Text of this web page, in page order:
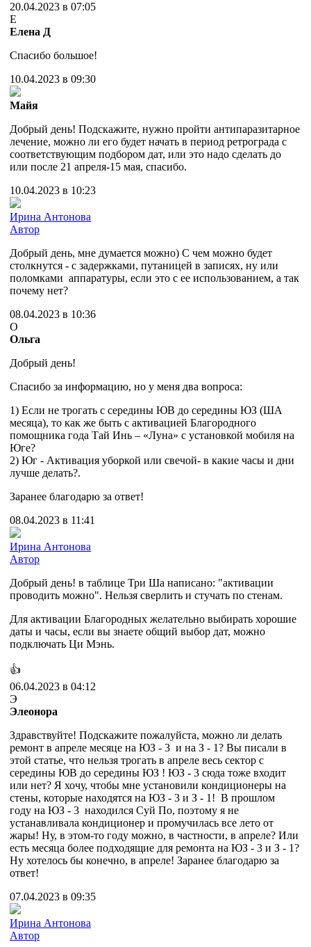
20.04.2023 в 07:05
Е
Елена Д
Спасибо большое!
10.04.2023 в 09:30
Майя
Добрый день! Подскажите, нужно пройти антипаразитарное
лечение, можно ли его будет начать в период ретрограда с
соответствующим подбором дат, или это надо сделать до
или после 21 апреля-15 мая, спасибо.
10.04.2023 в 10:23
Ирина Антонова
Автор
Добрый день, мне думается можно) С чем можно будет
столкнутся - с задержками, путаницей в записях, ну или
поломками аппаратуры, если это с ее использованием, а так
почему нет?
08.04.2023 в 10:36
О
Ольга
Добрый день!
Спасибо за информацию, но у меня два вопроса:
1) Если не трогать с середины ЮВ до середины ЮЗ (ША
месяца), то как же быть с активацией Благородного
помощника года Тай Инь – «Луна» с установкой мобиля на
Юге?
2) Юг - Активация уборкой или свечой- в какие часы и дни
лучше делать?.
Заранее благодарю за ответ!
08.04.2023 в 11:41
Ирина Антонова
Автор
Добрый день! в таблице Три Ша написано: "активации
проводить можно". Нельзя сверлить и стучать по стенам.
Для активации Благородных желательно выбирать хорошие
даты и часы, если вы знаете общий выбор дат, можно
подключать Ци Мэнь.
👍
06.04.2023 в 04:12
Э
Элеонора
Здравствуйте! Подскажите пожалуйста, можно ли делать
ремонт в апреле месяце на ЮЗ - 3 и на З - 1? Вы писали в
этой статье, что нельзя трогать в апреле весь сектор с
середины ЮВ до середины ЮЗ ! ЮЗ - 3 сюда тоже входит
или нет? Я хочу, чтобы мне установили кондиционеры на
стены, которые находятся на ЮЗ - 3 и З - 1! В прошлом
году на ЮЗ - 3 находился Суй По, поэтому я не
устанавливала кондиционер и промучилась все лето от
жары! Ну, в этом-то году можно, в частности, в апреле? Или
есть месяца более подходящие для ремонта на ЮЗ - 3 и З - 1?
Ну хотелось бы конечно, в апреле! Заранее благодарю за
ответ!
07.04.2023 в 09:35
Ирина Антонова
Автор